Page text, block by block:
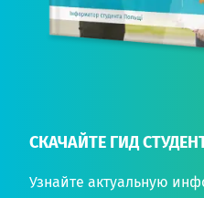
СКАЧАЙТЕ ГИД
Узнайте актуальную